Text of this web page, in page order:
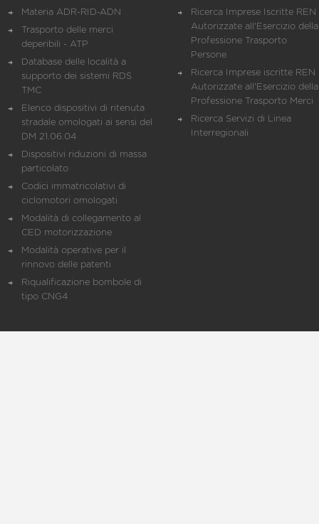
Materia ADR-RID-ADN
Trasporto delle merci
deperibili - ATP
Database delle località a
supporto dei sistemi RDS
TMC
Elenco dispositivi di ritenuta
stradale omologati ai sensi del
DM 21.06.04
Dispositivi riduzioni di massa
particolato
Codici immatricolativi di
ciclomotori omologati
Modalità di collegamento al
CED motorizzazione
Modalità operative per il
rinnovo delle patenti
Riqualificazione bombole di
tipo CNG4
Ricerca Imprese Iscritte REN
Autorizzate all'Esercizio della
Professione Trasporto
Persone
Ricerca Imprese iscritte REN
Autorizzate all'Esercizio della
Professione Trasporto Merci
Ricerca Servizi di Linea
Interregionali